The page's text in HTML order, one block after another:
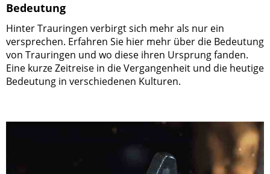
Bedeutung
Hinter Trauringen verbirgt sich mehr als nur ein
versprechen. Erfahren Sie hier mehr über die Bedeutung
von Trauringen und wo diese ihren Ursprung fanden.
Eine kurze Zeitreise in die Vergangenheit und die heutige
Bedeutung in verschiedenen Kulturen.